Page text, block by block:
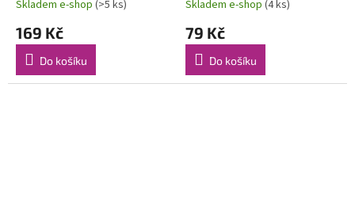
Skladem e-shop (>5 ks)
169 Kč
Do košíku
Skladem e-shop (4 ks)
79 Kč
Do košíku